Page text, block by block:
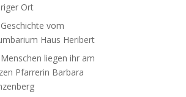
Ort
vom
Haus Heribert
liegen ihr am
Pfarrerin Barbara